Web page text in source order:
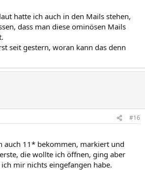
hatte ich auch in den Mails stehen,
dass man diese ominösen Mails
seit gestern, woran kann das denn
#16
auch 11* bekommen, markiert und
die wollte ich öffnen, ging aber
mir nichts eingefangen habe.